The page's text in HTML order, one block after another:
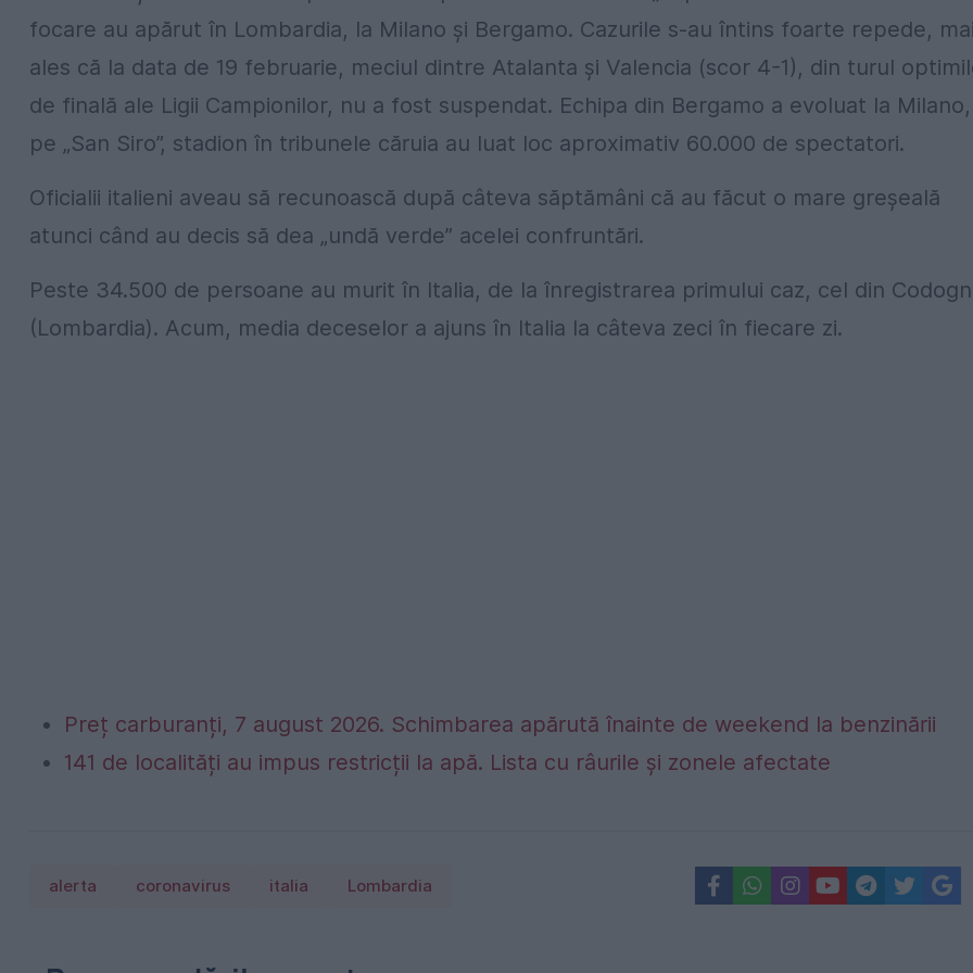
focare au apărut în Lombardia, la Milano și Bergamo. Cazurile s-au întins foarte repede, mai
ales că la data de 19 februarie, meciul dintre Atalanta și Valencia (scor 4-1), din turul
de finală ale Ligii Campionilor, nu a fost suspendat. Echipa din Bergamo a evoluat la Milano,
pe „San Siro”, stadion în tribunele căruia au luat loc aproximativ 60.000 de spectatori.
Oficialii italieni aveau să recunoască după câteva săptămâni că au făcut o mare greșeală
atunci când au decis să dea „undă verde” acelei confruntări.
Peste 34.500 de persoane au murit în Italia, de la înregistrarea primului caz, cel din
(Lombardia). Acum, media deceselor a ajuns în Italia la câteva zeci în fiecare zi.
Preț carburanți, 7 august 2026. Schimbarea apărută înainte de weekend la benzinării
141 de localități au impus restricții la apă. Lista cu râurile și zonele afectate
alerta coronavirus italia Lombardia